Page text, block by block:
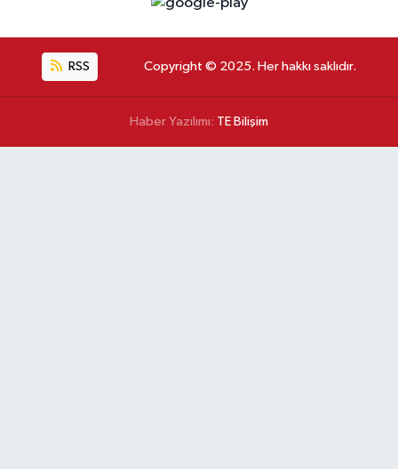
RSS Copyright © 2025. Her hakkı saklıdır.
Haber Yazılımı: TE Bilişim